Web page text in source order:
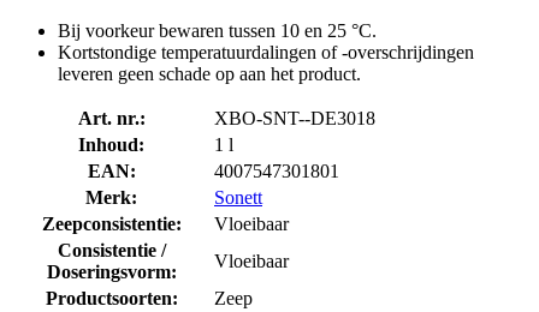
Bij voorkeur bewaren tussen 10 en 25 °C.
Kortstondige temperatuurdalingen of -overschrijdingen
leveren geen schade op aan het product.
Art. nr.:
XBO-SNT--DE3018
Inhoud:
1 l
EAN:
4007547301801
Merk:
Sonett
Zeepconsistentie:
Vloeibaar
Consistentie /
Doseringsvorm:
Vloeibaar
Productsoorten:
Zeep